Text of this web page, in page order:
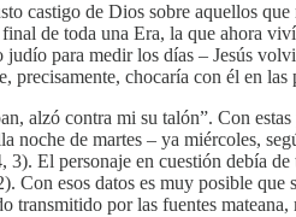
castigo de Dios sobre aquellos
de toda una Era, la que ahora
para medir los días – Jesús
precisamente, chocaría con él en las
alzó contra mi su talón”. Con
noche de martes – ya miércoles,
El personaje en cuestión debía
esos datos es muy posible que
por las fuentes